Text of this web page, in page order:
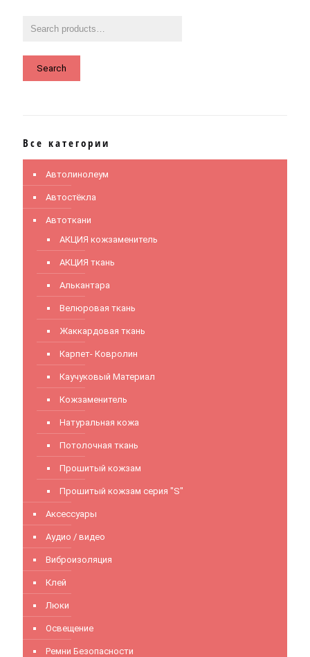
Search
Все категории
Автолинолеум
Автостёкла
Автоткани
АКЦИЯ кожзаменитель
АКЦИЯ ткань
Алькантара
Велюровая ткань
Жаккардовая ткань
Карпет- Ковролин
Каучуковый Материал
Кожзаменитель
Натуральная кожа
Потолочная ткань
Прошитый кожзам
Прошитый кожзам серия "S"
Аксессуары
Аудио / видео
Виброизоляция
Клей
Люки
Освещение
Ремни Безопасности